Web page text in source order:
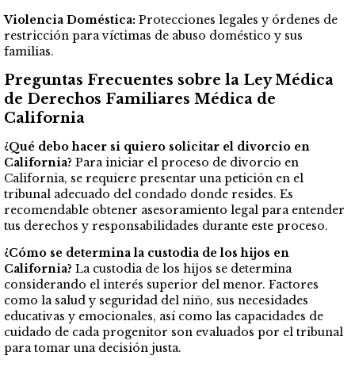
Violencia Doméstica: Protecciones legales y órdenes de
restricción para víctimas de abuso doméstico y sus
familias.
Preguntas Frecuentes sobre la Ley Médica
de Derechos Familiares Médica de
California
¿Qué debo hacer si quiero solicitar el divorcio en
California? Para iniciar el proceso de divorcio en
California, se requiere presentar una petición en el
tribunal adecuado del condado donde resides. Es
recomendable obtener asesoramiento legal para entender
tus derechos y responsabilidades durante este proceso.
¿Cómo se determina la custodia de los hijos en
California? La custodia de los hijos se determina
considerando el interés superior del menor. Factores
como la salud y seguridad del niño, sus necesidades
educativas y emocionales, así como las capacidades de
cuidado de cada progenitor son evaluados por el tribunal
para tomar una decisión justa.